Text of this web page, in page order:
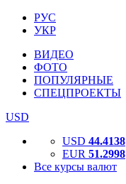
РУС
УКР
ВИДЕО
ФОТО
ПОПУЛЯРНЫЕ
СПЕЦПРОЕКТЫ
USD
USD 44.4138
EUR 51.2998
Все курсы валют